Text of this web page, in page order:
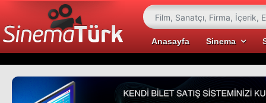
Anasayfa Sinema